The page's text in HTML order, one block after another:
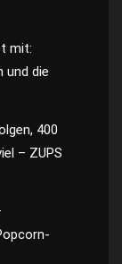
mit:
und die
400
– ZUPS